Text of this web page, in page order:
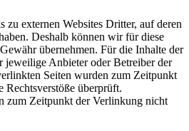
zu externen Websites Dritter, auf deren
Deshalb können wir für diese
übernehmen. Für die Inhalte der
jeweilige Anbieter oder Betreiber der
Seiten wurden zum Zeitpunkt
überprüft.
zum Zeitpunkt der Verlinkung nicht